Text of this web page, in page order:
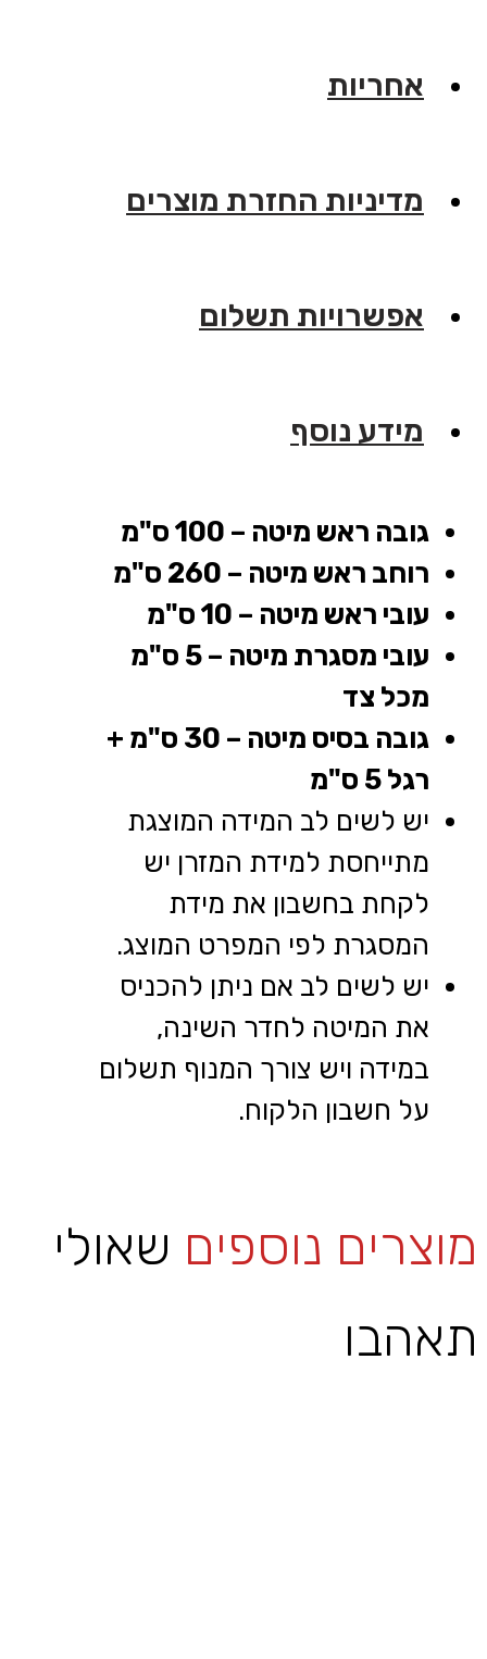
אחריות
מדיניות החזרת מוצרים
אפשרויות תשלום
מידע נוסף
גובה ראש מיטה – 100 ס"מ
רוחב ראש מיטה – 260 ס"מ
עובי ראש מיטה – 10 ס"מ
עובי מסגרת מיטה – 5 ס"מ
מכל צד
גובה בסיס מיטה – 30 ס"מ +
רגל 5 ס"מ
יש לשים לב המידה המוצגת
מתייחסת למידת המזרן יש
לקחת בחשבון את מידת
המסגרת לפי המפרט המוצג.
יש לשים לב אם ניתן להכניס
את המיטה לחדר השינה,
במידה ויש צורך המנוף תשלום
על חשבון הלקוח.
מוצרים נוספים שאולי
תאהבו